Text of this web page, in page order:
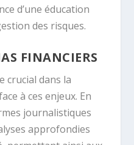
d’une éducation
des risques.
FINANCIERS
crucial dans la
à ces enjeux. En
journalistiques
approfondies